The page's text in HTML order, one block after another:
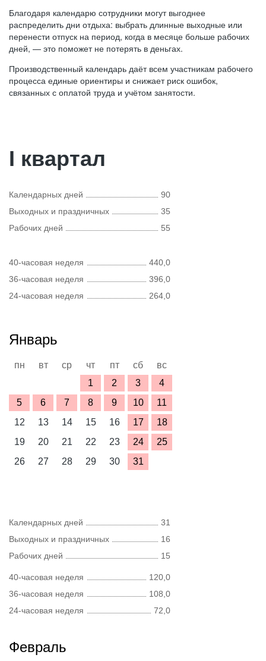
Благодаря календарю сотрудники могут выгоднее
распределить дни отдыха: выбрать длинные выходные или
перенести отпуск на период, когда в месяце больше рабочих
дней, — это поможет не потерять в деньгах.
Производственный календарь даёт всем участникам рабочего
процесса единые ориентиры и снижает риск ошибок,
связанных с оплатой труда и учётом занятости.
I квартал
Календарных дней
90
Выходных и праздничных
35
Рабочих дней
55
40-часовая неделя
440,0
36-часовая неделя
396,0
24-часовая неделя
264,0
Январь
пн вт ср чт пт сб
вс
1
2 3
4
5
6 7 8 9 10
11
12
13 14 15 16 17
18
19
20 21 22 23 24
25
26
27 28 29 30 31
Календарных дней
31
Выходных и праздничных
16
Рабочих дней
15
40-часовая неделя
120,0
36-часовая неделя
108,0
24-часовая неделя
72,0
Февраль